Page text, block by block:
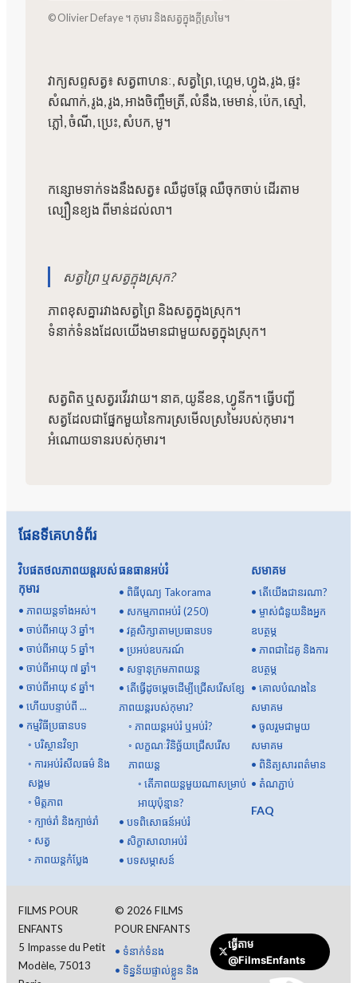
© Olivier Defaye ។ កុមារ និងសត្វក្នុងក្តីស្រមៃ។
វាក្យសព្ទសត្វ៖ សត្វពាហនៈ, សត្វព្រៃ, ហ្គេម, ហ្វូង, រូង, ផ្ទះ
សំណាក់, រូង, រូង, អាងចិញ្ចឹមត្រី, លំនឹង, មេមាន់, ប៉េក, ស្មៅ,
ភ្លៅ, ចំណី, ប្រេះ, សំបក, មូ។
កន្សោម​ទាក់​ទង​នឹង​សត្វ៖ ឈឺ​ដូច​ឆ្កែ ឈឺ​ចុក​ចាប់ ដើរ​តាម​
ល្បឿន​ខ្យង ពី​មាន់​ដល់​លា។
សត្វព្រៃ ឬសត្វក្នុងស្រុក?
ភាពខុសគ្នារវាងសត្វព្រៃ និងសត្វក្នុងស្រុក។
ទំនាក់ទំនងដែលយើងមានជាមួយសត្វក្នុងស្រុក។
សត្វពិត ឬសត្វរវើរវាយ។ នាគ, យូនីខន, ហ្វូនីក។ ធ្វើបញ្ជី
សត្វដែលជាផ្នែកមួយនៃការស្រមើលស្រមៃរបស់កុមារ។
អំណោយទានរបស់កុមារ។
ផែនទីគេហទំព័រ
វិបផតថលភាពយន្តរបស់
កុមារ
• ភាពយន្តទាំងអស់។
• ចាប់ពីអាយុ 3 ឆ្នាំ។
• ចាប់ពីអាយុ 5 ឆ្នាំ។
• ចាប់ពីអាយុ ៧ ឆ្នាំ។
• ចាប់ពីអាយុ ៩ ឆ្នាំ។
• ហើយបន្ទាប់ពី ...
• កម្មវិធីប្រធានបទ
◦ បរិស្ថានវិទ្យា
◦ ការអប់រំសីលធម៌ និង
សង្គម
◦ មិត្តភាព
◦ ក្បាច់រាំ និងក្បាច់រាំ
◦ សត្វ
◦ ភាពយន្តកំប្លែង
ធនធានអប់រំ
• ពិធីបុណ្យ Takorama
• សកម្មភាពអប់រំ (250)
• វគ្គសិក្សាតាមប្រធានបទ
• ប្រអប់ឧបករណ៍
• សទ្ទានុក្រមភាពយន្ត
• តើធ្វើដូចម្តេចដើម្បីជ្រើសរើសខ្សែ
ភាពយន្តរបស់កុមារ?
◦ ភាពយន្តអប់រំ ឬអប់រំ?
◦ លក្ខណៈវិនិច្ឆ័យជ្រើសរើស
ភាពយន្ត
◦ តើ​ភាពយន្ត​មួយ​ណា​សម្រាប់​
អាយុ​ប៉ុន្មាន?
• បទពិសោធន៍អប់រំ
• សិក្ខាសាលាអប់រំ
• បទសម្ភាសន៍
សមាគម
•តើយើងជានរណា?
•ម្ចាស់ជំនួយនិងអ្នក
ឧបត្ថម្ភ
•ភាពជាដៃគូ និងការ
ឧបត្ថម្ភ
•គោលបំណងនៃ
សមាគម
•ចូលរួមជាមួយ
សមាគម
• ពិនិត្យសារពត៌មាន
• តំណភ្ជាប់
FAQ
FILMS POUR
ENFANTS
5 Impasse du Petit
Modèle, 75013
© 2026 FILMS
POUR ENFANTS
• ទំនាក់ទំនង
• ទិន្នន័យផ្ទាល់ខ្លួន និង
ធ្វើតាម
@FilmsEnfants